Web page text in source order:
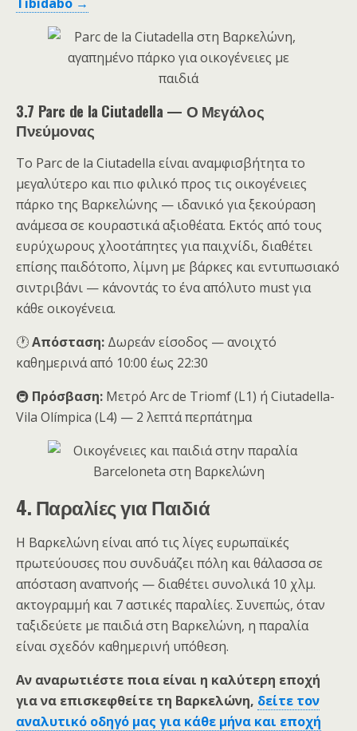
3.7 Parc de la Ciutadella — Ο Μεγάλος
Πνεύμονας
Το Parc de la Ciutadella είναι αναμφισβήτητα το
μεγαλύτερο και πιο φιλικό προς τις οικογένειες
πάρκο της Βαρκελώνης — ιδανικό για ξεκούραση
ανάμεσα σε κουραστικά αξιοθέατα. Εκτός από τους
ευρύχωρους χλοοτάπητες για παιχνίδι, διαθέτει
επίσης παιδότοπο, λίμνη με βάρκες και εντυπωσιακό
σιντριβάνι — κάνοντάς το ένα απόλυτο must για
κάθε οικογένεια.
🕐Απόσταση: Δωρεάν είσοδος — ανοιχτό
καθημερινά από 10:00 έως 22:30
🚇 Πρόσβαση: Μετρό Arc de Triomf (L1) ή Ciutadella-
Vila Olímpica (L4) — 2 λεπτά περπάτημα
4. Παραλίες για Παιδιά
Η Βαρκελώνη είναι από τις λίγες ευρωπαϊκές
πρωτεύουσες που συνδυάζει πόλη και θάλασσα σε
απόσταση αναπνοής — διαθέτει συνολικά 10 χλμ.
ακτογραμμή και 7 αστικές παραλίες. Συνεπώς, όταν
ταξιδεύετε με παιδιά στη Βαρκελώνη, η παραλία
είναι σχεδόν καθημερινή υπόθεση.
Αν αναρωτιέστε ποια είναι η καλύτερη εποχή
για να επισκεφθείτε τη Βαρκελώνη, δείτε τον
αναλυτικό οδηγό μας για κάθε μήνα και εποχή